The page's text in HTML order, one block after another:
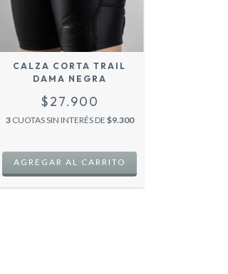
CALZA CORTA TRAIL
DAMA NEGRA
$27.900
3 CUOTAS SIN INTERÉS DE $9.300
AGREGAR AL CARRITO